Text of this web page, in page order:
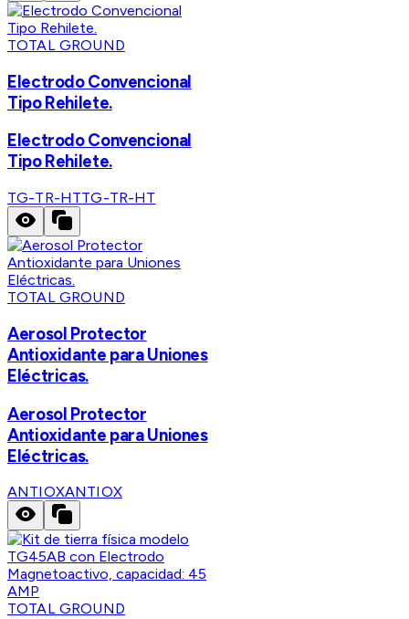
TOTAL GROUND
Electrodo Convencional
Tipo Rehilete.
Electrodo Convencional
Tipo Rehilete.
TG-TR-HTTG-TR-HT
TOTAL GROUND
Aerosol Protector
Antioxidante para Uniones
Eléctricas.
Aerosol Protector
Antioxidante para Uniones
Eléctricas.
ANTIOXANTIOX
TOTAL GROUND